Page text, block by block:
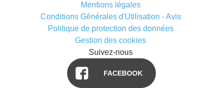
Mentions légales
Conditions Générales d'Utilisation - Avis
Politique de protection des données
Gestion des cookies
Suivez-nous
FACEBOOK